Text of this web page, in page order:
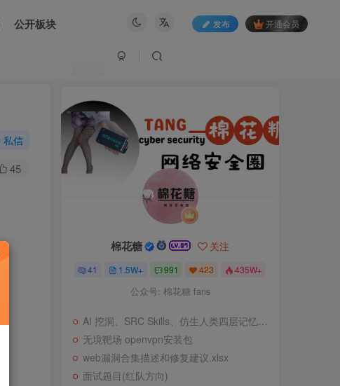
公开板块 发布 开通会员
私信
45
棉花糖 关注
41 1.5W+ 991 423 435W+
公众号: 棉花糖 fans
AI 挖洞、SRC Skills、仿生人类四层记忆系统
无境靶场 openvpn安装包
web漏洞合集描述和修复建议.xlsx
面试题目(红队方向)